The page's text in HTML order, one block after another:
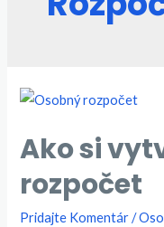
Ako si
rozpočet
Pridajte Komentár /